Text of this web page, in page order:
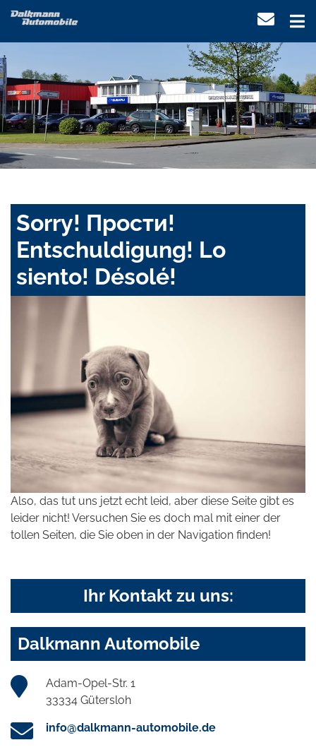
Sorry! Прости!
Entschuldigung! Lo
siento! Désolé!
Also, das tut uns jetzt echt leid, aber diese Seite gibt es
leider nicht! Versuchen Sie es doch mal mit einer der
tollen Seiten, die Sie oben in der Navigation finden!
Ihr Kontakt zu uns:
Dalkmann Automobile
Adam-Opel-Str. 1
33334 Gütersloh
info@dalkmann-automobile.de